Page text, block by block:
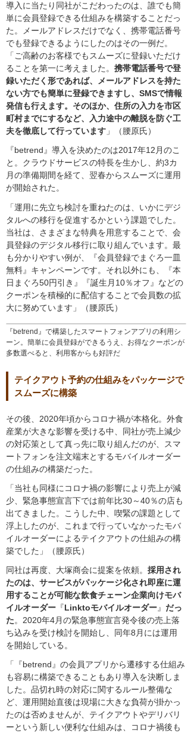
『betrend』で構築したスマートフォンアプリの利用シ
ーン。簡単に会員登録ができるうえ、お得なクーポンが
多数選べると、利用客からも好評だ
導入に当たり同社がこだわったのは、誰でも簡
単に会員登録できる仕組みを構築することだっ
た。メールアドレスだけでなく、携帯電話番号
でも登録できるようにしたのはその一例だ。
「ご高齢のお客様でもスムーズに登録いただけ
ることを第一に考えました。 携帯電話番号で登
録いただく形であれば、メールアドレスを持た
ない方でも簡単に登録できますし、SMSで情報
発信も行えます。そのほか、住所の入力を市区
町村までにするなど、入力途中の離脱を防ぐ工
夫を徹底して行っています 」（腰原氏）
『betrend』導入を決めたのは2017年12月のこ
と。クラウドサービスの特長を生かし、約3カ
月の準備期間を経て、翌春からスムーズに運用
が開始された。
「運用に先立ち検討を重ねたのは、いかにデジ
タルへの移行を促進するかという課題でした。
当社は、さまざまな特典を用意することで、会
員登録のデジタル移行に取り組んでいます。最
も分かりやすい例が、『会員登録でまぐろ一皿
無料』キャンペーンです。それ以外にも、『本
日まぐろ50円引き』『誕生月10％オフ』などの
クーポンを積極的に配信することで会員数の拡
大に努めています」（腰原氏）
テイクアウト予約の仕組みをパッケージで
スムーズに構築
その後、2020年頃からコロナ禍が本格化。外食
産業が大きな影響を受ける中、同社が売上減少
の対応策として真っ先に取り組んだのが、スマ
ートフォンを注文端末とするモバイルオーダー
の仕組みの構築だった。
「当社も同様にコロナ禍の影響により売上が減
少、緊急事態宣言下では前年比30～40％の店も
出てきました。こうした中、喫緊の課題として
浮上したのが、これまで行っていなかったモバ
イルオーダーによるテイクアウトの仕組みの構
築でした」（腰原氏）
同社は再度、大塚商会に提案を依頼。 採用され
たのは、サービスがパッケージ化され即座に運
用することが可能な飲食チェーン企業向けモバ
イルオーダー 『Linktoモバイルオーダー』 だっ
た。2020年4月の緊急事態宣言発令後の売上落
ち込みを受け検討を開始し、同年8月には運用
を開始している。
「『betrend』の会員アプリから遷移する仕組み
も容易に構築できることもあり導入を決断しま
した。品切れ時の対応に関するルール整備な
ど、運用開始直後は現場に大きな負荷が掛かっ
たのは否めませんが、テイクアウトやデリバリ
ーという新しい便利な仕組みは、コロナ禍後も